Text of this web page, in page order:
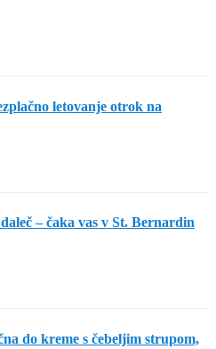
letovanje otrok na
– čaka vas v St. Bernardin
do kreme s čebeljim strupom,